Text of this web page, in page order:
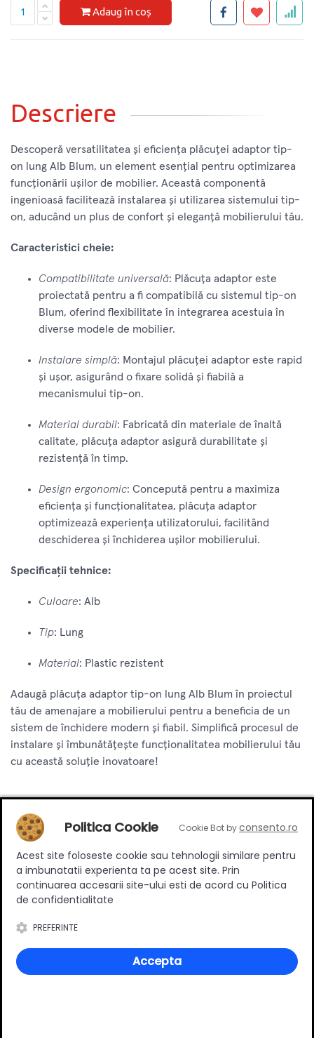
Adaug în coș
Descriere
Descoperă versatilitatea și eficiența plăcuței adaptor tip-
on lung Alb Blum, un element esențial pentru optimizarea
funcționării ușilor de mobilier. Această componentă
ingenioasă facilitează instalarea și utilizarea sistemului tip-
on, aducând un plus de confort și eleganță mobilierului tău.
Caracteristici cheie:
Compatibilitate universală: Plăcuța adaptor este
proiectată pentru a fi compatibilă cu sistemul tip-on
Blum, oferind flexibilitate în integrarea acestuia în
diverse modele de mobilier.
Instalare simplă: Montajul plăcuței adaptor este rapid
și ușor, asigurând o fixare solidă și fiabilă a
mecanismului tip-on.
Material durabil: Fabricată din materiale de înaltă
calitate, plăcuța adaptor asigură durabilitate și
rezistență în timp.
Design ergonomic: Concepută pentru a maximiza
eficiența și funcționalitatea, plăcuța adaptor
optimizează experiența utilizatorului, facilitând
deschiderea și închiderea ușilor mobilierului.
Specificații tehnice:
Culoare: Alb
Tip: Lung
Material: Plastic rezistent
Adaugă plăcuța adaptor tip-on lung Alb Blum în proiectul
tău de amenajare a mobilierului pentru a beneficia de un
sistem de închidere modern și fiabil. Simplifică procesul de
instalare și îmbunătățește funcționalitatea mobilierului tău
cu această soluție inovatoare!
Review-uri
Deții sau ai utilizat produsul?
Spune-ți părerea acordând o nota produsului
Politica Cookie Cookie Bot byconsento.ro
Acest site foloseste cookie sau tehnologii similare pentru
a imbunatatii experienta ta pe acest site. Prin
continuarea accesarii site-ului esti de acord cu Politica
de confidentialitate
PREFERINTE
Accepta